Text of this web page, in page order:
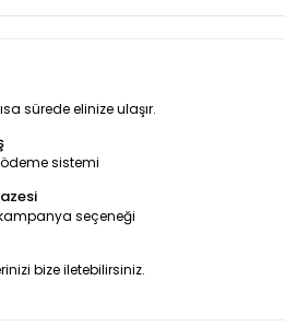
sürede elinize ulaşır.
sistemi
seçeneği
bize iletebilirsiniz.